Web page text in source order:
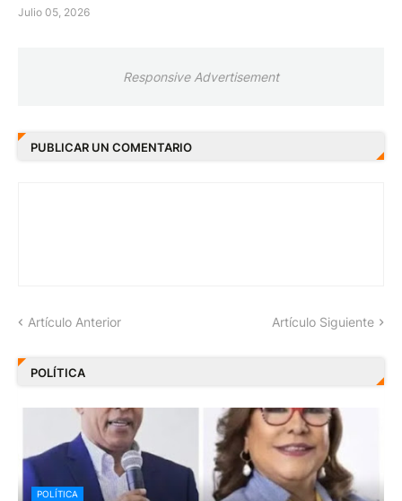
Julio 05, 2026
Responsive Advertisement
PUBLICAR UN COMENTARIO
Artículo Anterior Artículo Siguiente
POLÍTICA
POLÍTICA